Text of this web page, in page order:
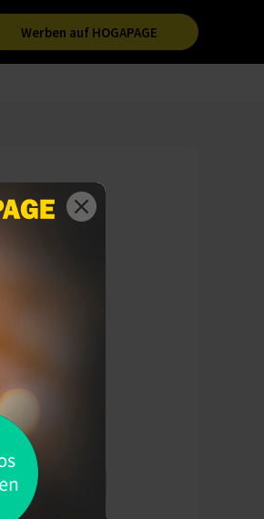
Werben auf HOGAPAGE